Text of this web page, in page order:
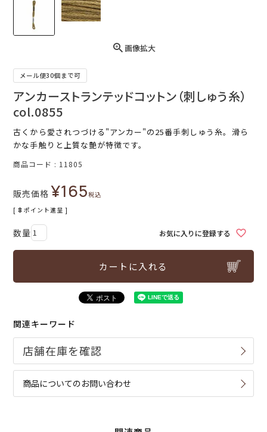
画像拡大
メール便30個まで可
アンカーストランテッドコットン（刺しゅう糸）
col.0855
古くから愛されつづける"アンカー"の25番手刺しゅう糸。滑ら
かな手触りと上質な艶が特徴です。
商品コード 11805
販売価格 ¥165税込
[ 8 ポイント進呈 ]
お気に入りに登録する
カートに入れる
関連キーワード
商品についてのお問い合わせ